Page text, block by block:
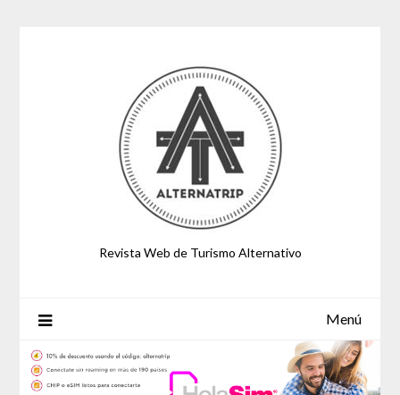
Revista Web de Turismo Alternativo
Menú